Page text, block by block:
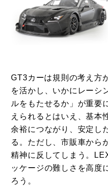
GT3カーは規則の考え方
を活かし、いかにレーシ
ルをもたせるか」が重要
えられるとはいえ、基本
余裕につながり、安定し
る。ただし、市販車から
精神に反してしまう。
ッケージの難しさを高度
ろう。